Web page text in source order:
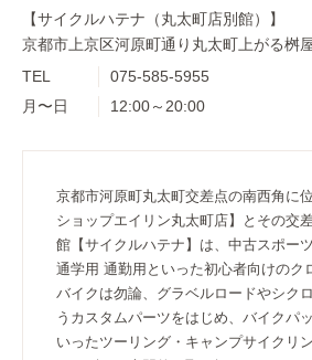
【サイクルハテナ（丸太町店別館）】
京都市上京区河原町通り丸太町上がる桝
TEL
075-585-5955
月〜日
12:00～20:00
京都市河原町丸太町交差点の南西角に
ショップエイリン丸太町店】とその交
館【サイクルハテナ】は、中古スポー
通学用 通勤用といった初心者向けのク
バイクは勿論、グラベルロードやシク
うカスタムパーツをはじめ、バイクパ
いったツーリング・キャンプサイクリ